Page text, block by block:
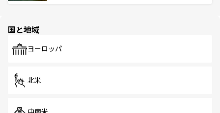
で、ホーカーズは地元の風情を楽しめる外せないスポット
国と地域
ヨーロッパ
北米